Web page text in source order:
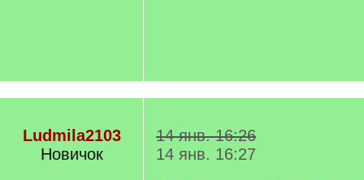
Ludmila2103
Новичок
14 янв. 16:26
14 янв. 16:27